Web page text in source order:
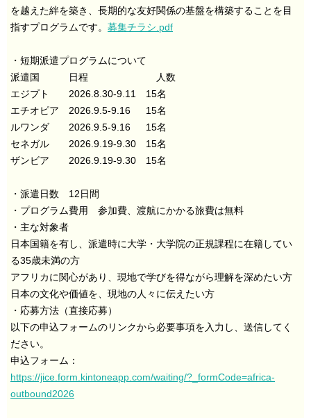
を越えた絆を築き、長期的な友好関係の基盤を構築することを目
指すプログラムです。 募集チラシ.pdf
・短期派遣プログラムについて
派遣国 日程 人数
エジプト 2026.8.30-9.11 15名
エチオピア 2026.9.5-9.16 15名
ルワンダ 2026.9.5-9.16 15名
セネガル 2026.9.19-9.30 15名
ザンビア 2026.9.19-9.30 15名
・派遣日数 12日間
・プログラム費用 参加費、渡航にかかる旅費は無料
・主な対象者
日本国籍を有し、派遣時に大学・大学院の正規課程に在籍してい
る35歳未満の方
アフリカに関心があり、現地で学びを得ながら理解を深めたい方
日本の文化や価値を、現地の人々に伝えたい方
・応募方法（直接応募）
以下の申込フォームのリンクから必要事項を入力し、送信してく
ださい。
申込フォーム：
https://jice.form.kintoneapp.com/waiting/?_formCode=africa-
outbound2026